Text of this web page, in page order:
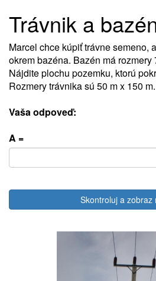
Trávnik a
Marcel chce kúpiť trávne semeno,
okrem bazéna. Bazén má rozmery
Nájdite plochu pozemku, ktorú
Rozmery trávnika sú 50 m x 150 m.
Vaša odpoveď:
A =
Skontroluj a zobraz